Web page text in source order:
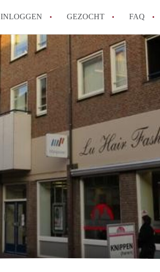
INLOGGEN GEZOCHT FAQ
How to translate AppartementRoermond!
Wat is AppartementRoermond?
Hoeveel kost het om te reageren op een
Wat is de privacyverklaring van
Berekent AppartementRoermond
makelaarsvergoeding/
Alle veelgestelde vragen